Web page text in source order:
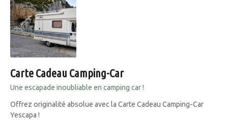
Carte Cadeau Camping-Car
Une escapade inoubliable en camping car !
Offrez originalité absolue avec la Carte Cadeau Camping-Car
Yescapa !